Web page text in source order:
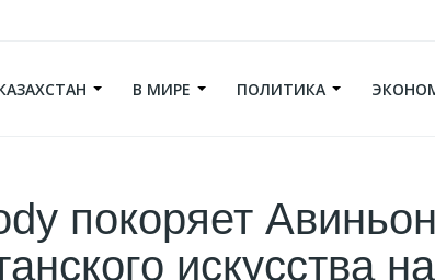
В МИРЕ ПОЛИТИКА
покоряет
искусства на